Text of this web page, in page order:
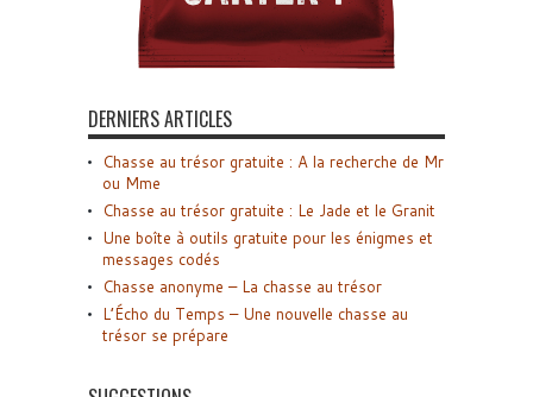
DERNIERS ARTICLES
Chasse au trésor gratuite : A la recherche de Mr
ou Mme
Chasse au trésor gratuite : Le Jade et le Granit
Une boîte à outils gratuite pour les énigmes et
messages codés
Chasse anonyme – La chasse au trésor
L’Écho du Temps – Une nouvelle chasse au
trésor se prépare